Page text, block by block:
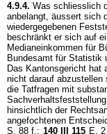
4.9.4. Was schliesslich
anbelangt, äussert sich
wiedergegebenen
beschränkt er sich auf
Medianeinkommen für
Bundesamt für Statistik
Das Kantonsgericht hat
nicht darauf abzustellen
die Tatfragen mit
hinsichtlich der
angefochtenen
S. 88 f.; 140 III 115 E.